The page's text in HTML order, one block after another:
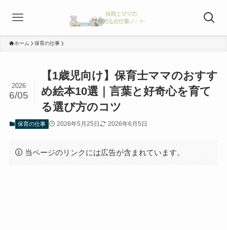
ホーム 保育の仕事
【1歳児向け】保育士ママのおすす
め絵本10選｜言葉と好奇心を育て
る選び方のコツ
2026
6/05
保育の仕事 2026年5月25日 2026年6月5日
当ページのリンクには広告が含まれています。